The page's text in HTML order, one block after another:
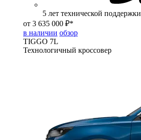
5 лет технической поддержки
от 3 635 000 ₽*
в наличии обзор
TIGGO 7L
Технологичный кроссовер